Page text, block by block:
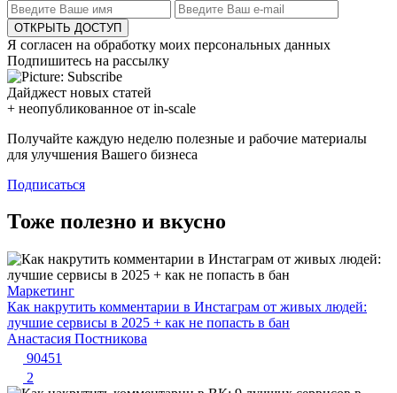
ОТКРЫТЬ ДОСТУП
Я согласен на обработку моих персональных данных
Подпишитесь на рассылку
Дайджест новых статей
+ неопубликованное от in-scale
Получайте каждую неделю полезные и рабочие материалы
для улучшения Вашего бизнеса
Подписаться
Тоже полезно и вкусно
Маркетинг
Как накрутить комментарии в Инстаграм от живых людей:
лучшие сервисы в 2025 + как не попасть в бан
Анастасия Постникова
90451
2